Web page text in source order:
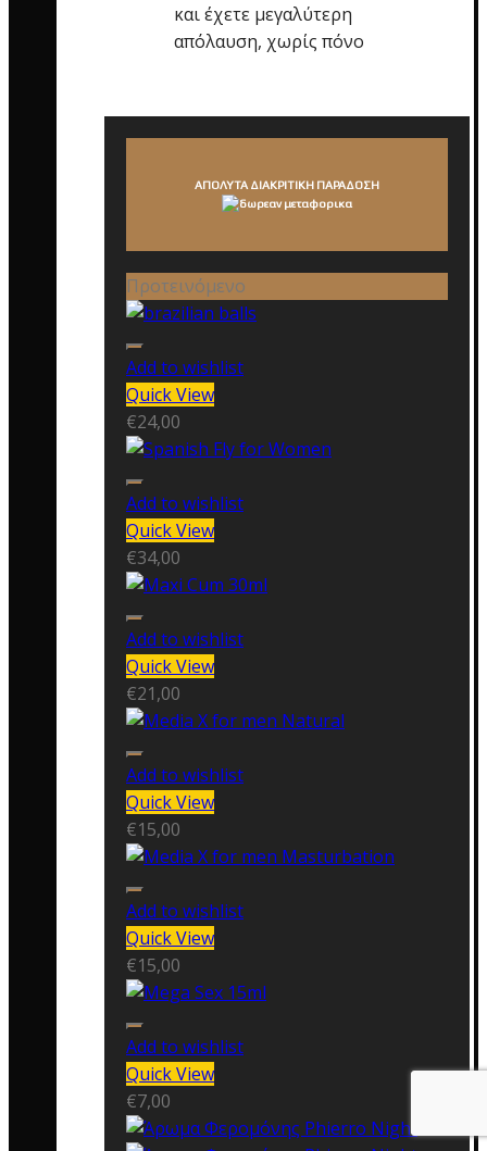
και έχετε μεγαλύτερη
απόλαυση, χωρίς πόνο
ΑΠΟΛΥΤΑ ΔΙΑΚΡΙΤΙΚΗ ΠΑΡΑΔΟΣΗ
Προτεινόμενο
Add to wishlist
Quick View
€24,00
Add to wishlist
Quick View
€34,00
Add to wishlist
Quick View
€21,00
Add to wishlist
Quick View
€15,00
Add to wishlist
Quick View
€15,00
Add to wishlist
Quick View
€7,00